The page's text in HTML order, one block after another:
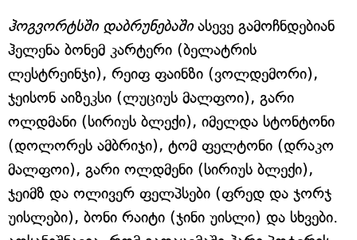
ჰოგვორტსში დაბრუნებაშიასევე გამოჩნდებიან
ჰელენა ბონემ კარტერი (ბელატრის
ლესტრეინჯი), რეიფ ფაინზი (ვოლდემორი),
ჯეისონ აიზეკსი (ლუციუს მალფოი), გარი
ოლდმანი (სირიუს ბლექი), იმელდა სტონტონი
(დოლორეს ამბრიჯი), ტომ ფელტონი (დრაკო
მალფოი), გარი ოლდმენი (სირიუს ბლექი),
ჯეიმზ და ოლივერ ფელპსები (ფრედ და ჯორჯ
უისლები), ბონი რაიტი (ჯინი უისლი) და სხვები.